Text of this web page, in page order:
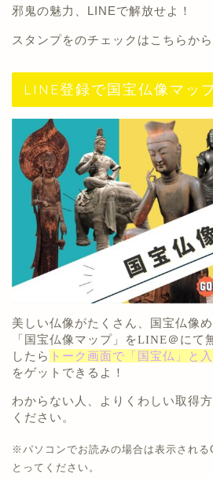
邪鬼の魅力、LINEで解放せよ！
スタンプをのチェックは こちらから
LINE登録で国宝仏像マッ
美しい仏像がたくさん
、国宝仏像
「国宝仏像マップ 」をLINE＠にて
したら トーク画面で「国宝仏」と
をゲットできるよ！
わからない人、よりくわしい取得
ください。
※パソコンでお読みの場合は表示される
とってください。